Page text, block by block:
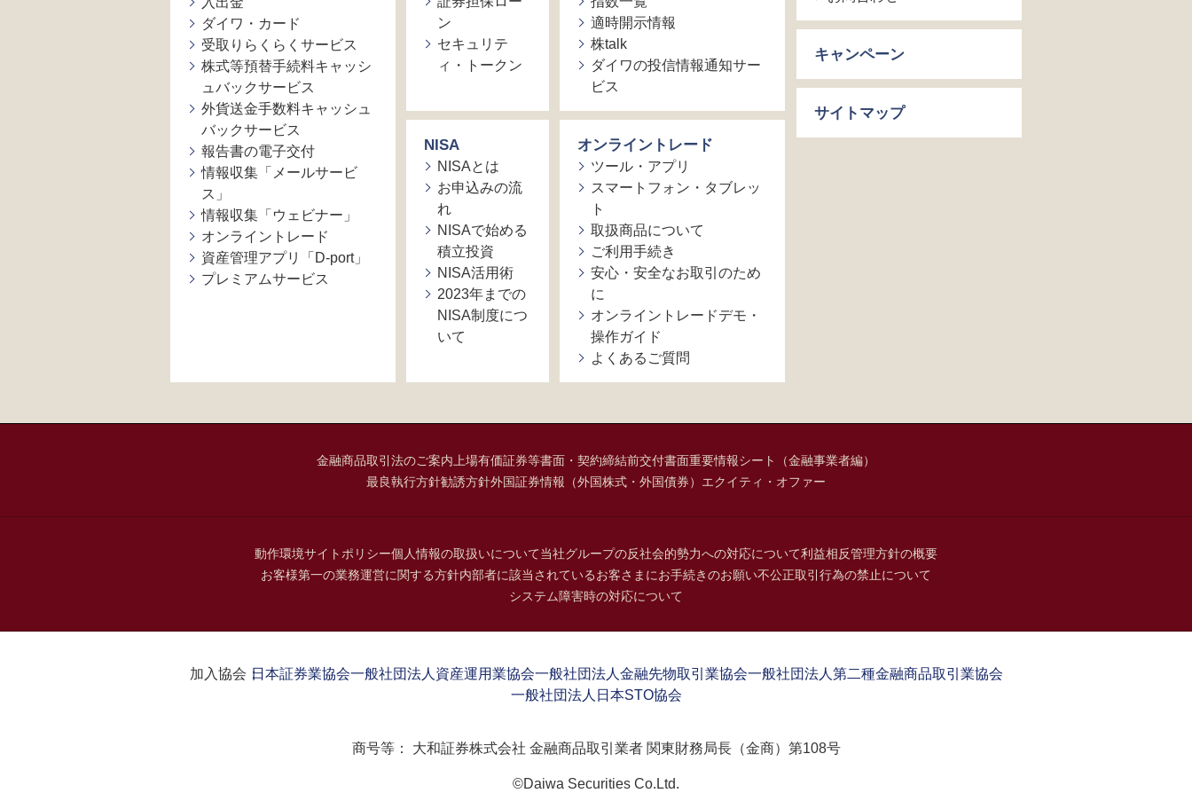
ダイワ・カード
受取りらくらくサービス
株式等預替手続料キャッシ
ュバックサービス
外貨送金手数料キャッシュ
バックサービス
報告書の電子交付
情報収集「メールサービ
ス」
情報収集「ウェビナー」
オンライントレード
資産管理アプリ「D-port」
プレミアムサービス
ン
セキュリテ
ィ・トークン
NISA
NISAとは
お申込みの流
れ
NISAで始める
積立投資
NISA活用術
2023年までの
NISA制度につ
いて
適時開示情報
株talk
ダイワの投信情報通知サー
ビス
オンライントレード
ツール・アプリ
スマートフォン・タブレッ
ト
取扱商品について
ご利用手続き
安心・安全なお取引のため
に
オンライントレードデモ・
操作ガイド
よくあるご質問
キャンペーン
サイトマップ
金融商品取引法のご案内 上場有価証券等書面・契約締結前交付書面重要情報シート（金融事業者編）
最良執行方針勧誘方針外国証券情報（外国株式・外国債券） エクイティ・オファー
動作環境サイトポリシー個人情報の取扱いについて当社グループの反社会的勢力への対応について利益相反管理方針の概要
お客様第一の業務運営に関する方針内部者に該当されているお客さまにお手続きのお願い不公正取引行為の禁止について
システム障害時の対応について
加入協会：日本証券業協会一般社団法人資産運用業協会一般社団法人金融先物取引業協会一般社団法人第二種金融商品取引業協会
一般社団法人日本STO協会
商号等： 大和証券株式会社 金融商品取引業者 関東財務局長（金商）第108号
©Daiwa Securities Co.Ltd.